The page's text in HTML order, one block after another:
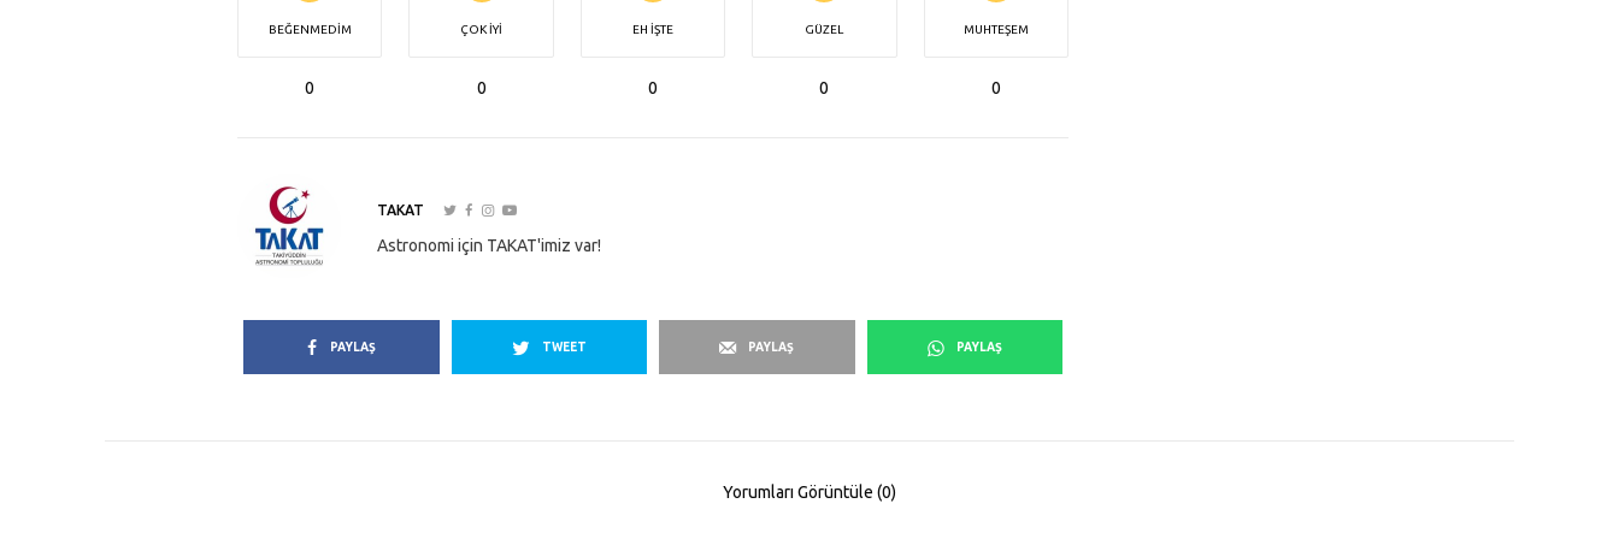
BEĞENMEDIM
0
ÇOK İYI
0
EH İŞTE
0
GÜZEL
0
MUHTEŞEM
0
TAKAT
Astronomi için TAKAT'imiz var!
PAYLAŞ TWEET PAYLAŞ PAYLAŞ
Yorumları Görüntüle (0)